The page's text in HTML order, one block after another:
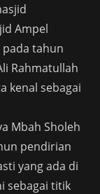
Ampel
tahun
Rahmatullah
kenal sebagai
Mbah Sholeh
pendirian
yang ada di
sebagai titik